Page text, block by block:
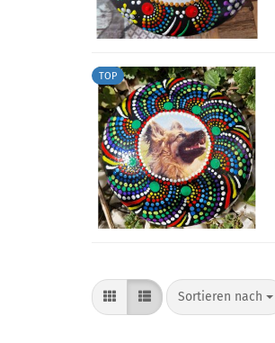
TOP
Sortieren nach
Sortieren nach